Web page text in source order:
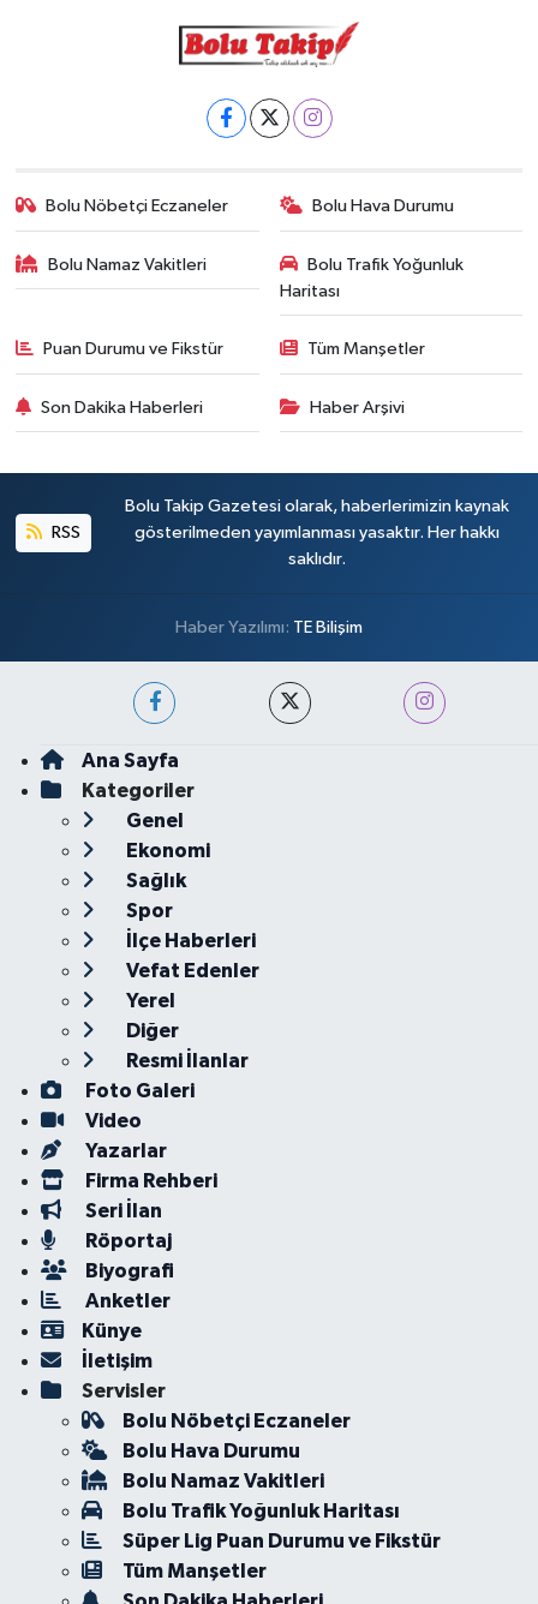
Bolu Nöbetçi Eczaneler Bolu Hava Durumu
Bolu Namaz Vakitleri
Bolu Trafik Yoğunluk
Haritası
Puan Durumu ve Fikstür Tüm Manşetler
Son Dakika Haberleri Haber Arşivi
RSS
Bolu Takip Gazetesi olarak, haberlerimizin kaynak
gösterilmeden yayımlanması yasaktır. Her hakkı
saklıdır.
Haber Yazılımı: TE Bilişim
Ana Sayfa
Kategoriler
Genel
Ekonomi
Sağlık
Spor
İlçe Haberleri
Vefat Edenler
Yerel
Diğer
Resmi İlanlar
Foto Galeri
Video
Yazarlar
Firma Rehberi
Seri İlan
Röportaj
Biyografi
Anketler
Künye
İletişim
Servisler
Bolu Nöbetçi Eczaneler
Bolu Hava Durumu
Bolu Namaz Vakitleri
Bolu Trafik Yoğunluk Haritası
Süper Lig Puan Durumu ve Fikstür
Tüm Manşetler